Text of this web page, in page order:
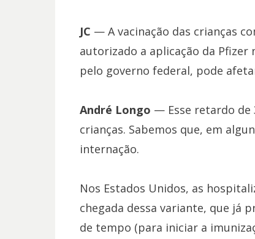
JC — A vacinação das crianças
autorizado a aplicação da Pfizer
pelo governo federal, pode
André Longo — Esse retardo de
crianças. Sabemos que, em
internação.
Nos Estados Unidos, as
chegada dessa variante, que já
de tempo (para iniciar a